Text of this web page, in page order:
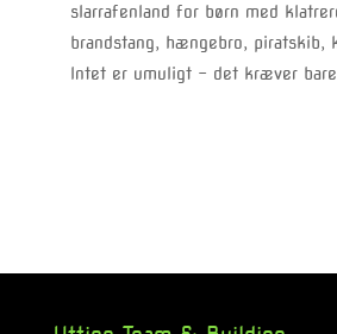
slarrafenland for børn med
brandstang, hængebro, piratskib,
Intet er umuligt – det kræver